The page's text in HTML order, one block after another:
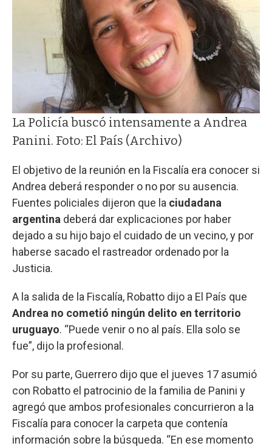
La Policía buscó intensamente a Andrea
Panini. Foto: El País (Archivo)
El objetivo de la reunión en la Fiscalía era conocer si
Andrea deberá responder o no por su ausencia.
Fuentes policiales dijeron que la ciudadana
argentina deberá dar explicaciones por haber
dejado a su hijo bajo el cuidado de un vecino, y por
haberse sacado el rastreador ordenado por la
Justicia.
A la salida de la Fiscalía, Robatto dijo a El País que
Andrea no cometió ningún delito en territorio
uruguayo. “Puede venir o no al país. Ella solo se
fue”, dijo la profesional.
Por su parte, Guerrero dijo que el jueves 17 asumió
con Robatto el patrocinio de la familia de Panini y
agregó que ambos profesionales concurrieron a la
Fiscalía para conocer la carpeta que contenía
información sobre la búsqueda. “En ese momento